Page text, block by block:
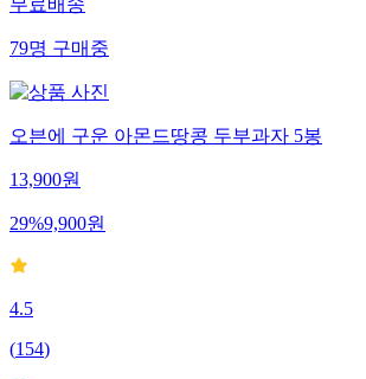
무료배송
79명구매중
오븐에 구운 아몬드땅콩 두부과자 5봉
13,900원
29%9,900원
4.5
(154)